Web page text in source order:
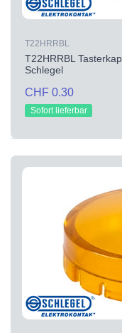
T22HRRBL
T22HRRBL
Schlegel
CHF 0.30
Sofort lieferbar